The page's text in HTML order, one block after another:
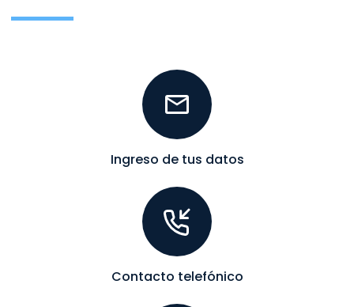
Ingreso de tus datos
Contacto telefónico